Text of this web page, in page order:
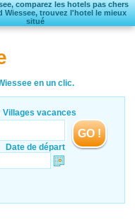
comparez les hotels pas chers
Wiessee, trouvez l'hotel le mieux
situé
en un clic.
Villages vacances
Date de départ
GO !